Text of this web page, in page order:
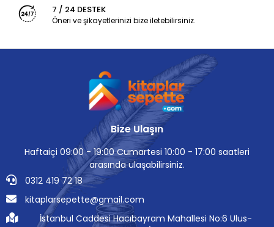
7 / 24 DESTEK
Öneri ve şikayetlerinizi bize iletebilirsiniz.
Bize Ulaşın
Haftaiçi 09:00 - 19:00 Cumartesi 10:00 - 17:00 saatleri
arasında ulaşabilirsiniz.
0312 419 72 18
kitaplarsepette@gmail.com
İstanbul Caddesi Hacıbayram Mahallesi No:6 Ulus-